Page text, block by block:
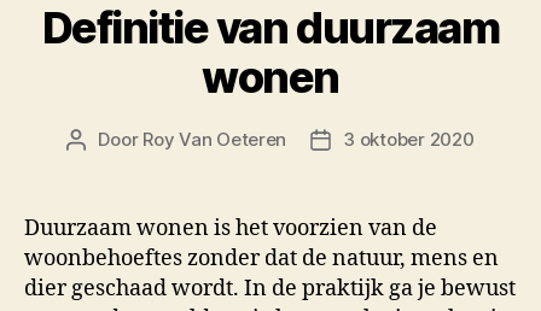
Definitie van duurzaam
wonen
Berichtauteur
Door Roy Van Oeteren Berichtdatum
3 oktober 2020
Duurzaam wonen is het voorzien van de
woonbehoeftes zonder dat de natuur, mens en
dier geschaad wordt. In de praktijk ga je bewust